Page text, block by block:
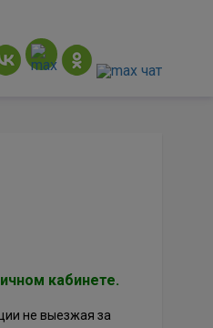
кабинете.
не выезжая за